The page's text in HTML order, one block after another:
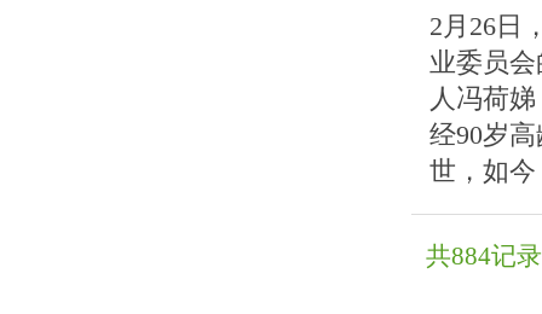
2月26日
业委员
人冯荷
经90岁
世，如
共884记录